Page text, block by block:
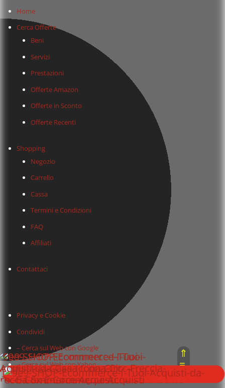
Home
Cerca Offerte
Beni
Servizi
Prestazioni
Offerte Amazon
Offerte in Sconto
Offerte Recenti
Shopping
Negozio
Carrello
Cassa
Termini e Condizioni
FAQ
Affiliati
Contattaci
Privacy e Cookie
Condividi
– Cerca sul Web con Google
– Cerca sul Web con Yahoo
– Cerca sul Web con Bing
⇑
≡
⇓